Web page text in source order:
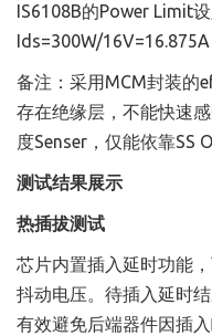
IS6108B的Power Limit
Ids=300W/
备注：采用MCM封装的
存在绝缘层，不能快速
度Senser，仅能依靠SS
测试结果展示
热插拔测试
芯片内置插入延时功能
抖动电压。待插入延时
有效避免后端器件因插